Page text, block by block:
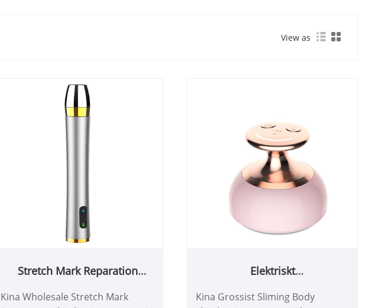
View as
Stretch Mark Reparation
Kina Wholesale Stretch Mark
Elektriskt
Kina Grossist Sliming Body